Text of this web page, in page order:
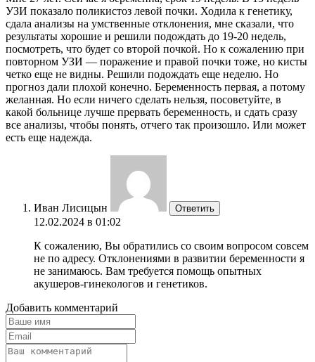
УЗИ показало поликистоз левой почки. Ходила к генетику,
сдала анализы на умственные отклонения, мне сказали, что
результаты хорошие и решили подождать до 19-20 недель,
посмотреть, что будет со второй почкой. Но к сожалению при
повторном УЗИ — поражение и правой почки тоже, но кисты
четко еще не видны. Решили подождать еще неделю. Но
прогноз дали плохой конечно. Беременность первая, а потому
желанная. Но если ничего сделать нельзя, посоветуйте, в
какой больнице лучше прервать беременность, и сдать сразу
все анализы, чтобы понять, отчего так произошло. Или может
есть еще надежда.
Иван Лисицын Ответить
12.02.2024 в 01:02
К сожалению, Вы обратились со своим вопросом совсем
не по адресу. Отклонениями в развитии беременности я
не занимаюсь. Вам требуется помощь опытных
акушеров-гинекологов и генетиков.
Добавить комментарий